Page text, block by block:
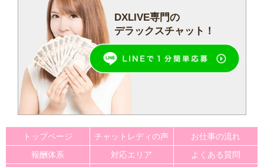
DXLIVE専門の
デラックスチャット！
トップページ チャットレディの声
お仕事の流れ
報酬体系
対応エリア
よくある質問